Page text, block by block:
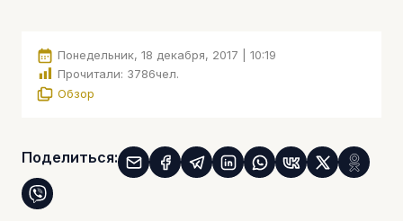
Понедельник, 18 декабря, 2017 | 10:19
Прочитали: 3786чел.
Обзор
Поделиться: